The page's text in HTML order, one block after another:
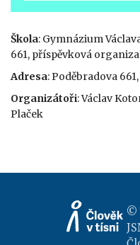
Škola: Gymnázium
661, příspěvková
Adresa: Poděbradova
Organizátoři: Václav
Plaček
©